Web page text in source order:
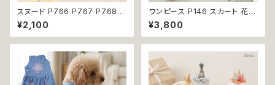
スヌード P766 P767 P768
カチューシャ うさ耳 たれ耳 うさ
みみ ドッグウェア ドッグ ウェア
ドッグウエア 犬 猫 ペット 服 犬
犬 濡れ防止 汚れ防止 返品交換
不可
¥2,100
ワンピース P146 スカート 花
ジャンスカ ドッグウエア ドック
ウェア 犬 猫 犬の服 猫の服 do
g ペット 服 小型犬 かわいい お
返品交換不可
¥3,800